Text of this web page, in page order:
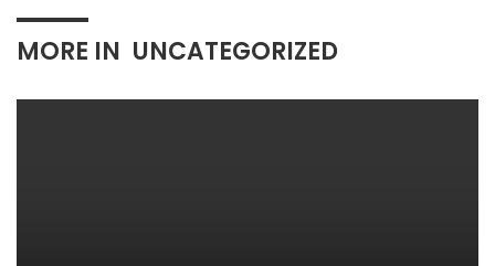
MORE IN UNCATEGORIZED